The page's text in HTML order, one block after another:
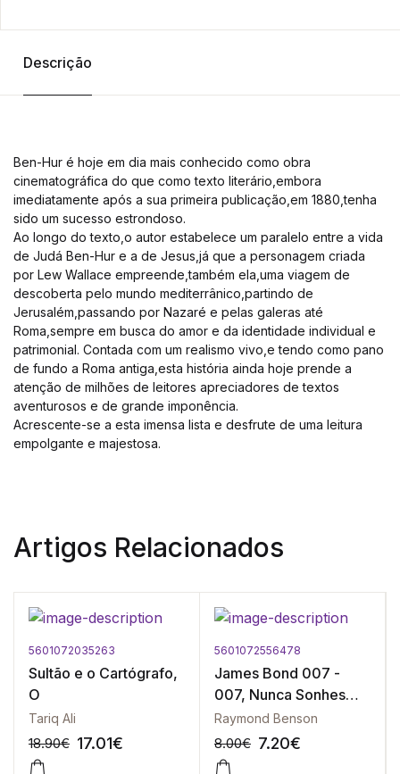
Descrição
Ben-Hur é hoje em dia mais conhecido como obra
cinematográfica do que como texto literário,embora
imediatamente após a sua primeira publicação,em 1880,tenha
sido um sucesso estrondoso.
Ao longo do texto,o autor estabelece um paralelo entre a vida
de Judá Ben-Hur e a de Jesus,já que a personagem criada
por Lew Wallace empreende,também ela,uma viagem de
descoberta pelo mundo mediterrânico,partindo de
Jerusalém,passando por Nazaré e pelas galeras até
Roma,sempre em busca do amor e da identidade individual e
patrimonial. Contada com um realismo vivo,e tendo como pano
de fundo a Roma antiga,esta história ainda hoje prende a
atenção de milhões de leitores apreciadores de textos
aventurosos e de grande imponência.
Acrescente-se a esta imensa lista e desfrute de uma leitura
empolgante e majestosa.
Artigos Relacionados
5601072035263
Sultão e o Cartógrafo,
O
Tariq Ali
18.90€ 17.01€
5601072556478
James Bond 007 -
007, Nunca Sonhes
Com a Morte
Raymond Benson
8.00€ 7.20€